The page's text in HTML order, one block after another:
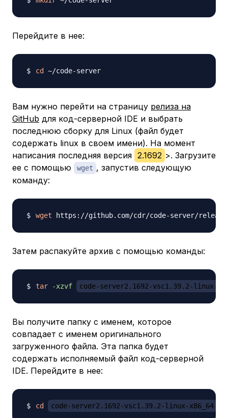
Перейдите в нее:
cd
Вам нужно перейти на страницу релиза на
GitHub для код-серверной IDE и выбрать
последнюю сборку для Linux (файл будет
содержать linux в своем имени). На момент
написания последняя версия 2.1692 >. Загрузите
ее с помощью
wget , запустив следующую
команду:
wget https://github.com/cdr/code-server/
Затем распакуйте архив с помощью команды:
tar -xzvf code-server2.1692-vsc1.39.2-linux-
Вы получите папку с именем, которое
совпадает с именем оригинального
загруженного файла. Эта папка будет
содержать исполняемый файл код-серверной
IDE. Перейдите в нее:
cd code-server2.1692-vsc1.39.2-linux-x86_64